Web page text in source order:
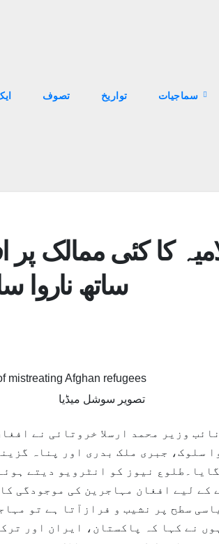
تصوف تواریخ
کا کئی ممالک
ساتھ ناروا
تصویر سوشل میڈیا
وزیر محمد ارسلا خروتائی نے
سلوک، جبری ملک بدری اور پناہ
نیوز کو انٹرویو دیتے
کے لیے افغان مہاجرین کی موجودگی
سطح پر نشیب و فرازآتا ہے تو
نے کہا کہ پاکستان، ایران اور